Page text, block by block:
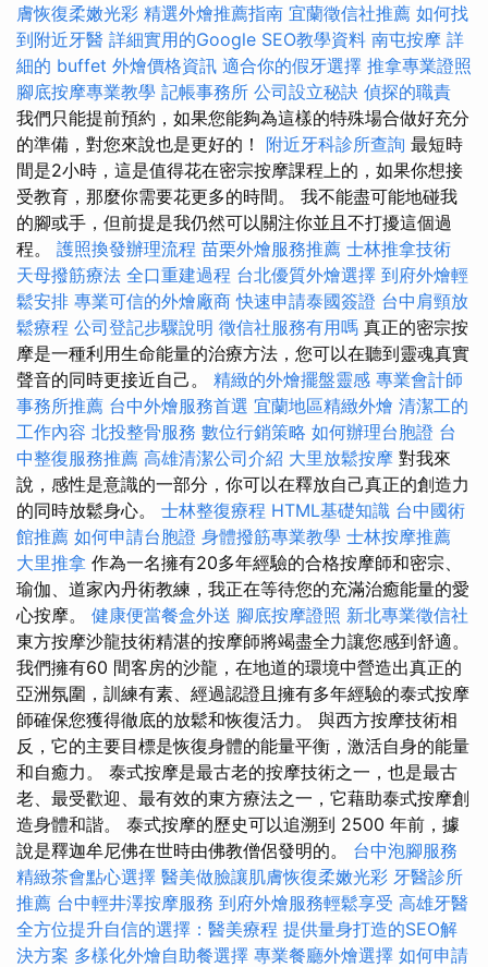
膚恢復柔嫩光彩 精選外燴推薦指南 宜蘭徵信社推薦 如何找
到附近牙醫 詳細實用的Google SEO教學資料 南屯按摩 詳
細的 buffet 外燴價格資訊 適合你的假牙選擇 推拿專業證照
腳底按摩專業教學 記帳事務所 公司設立秘訣 偵探的職責
我們只能提前預約，如果您能夠為這樣的特殊場合做好充分
的準備，對您來說也是更好的！ 附近牙科診所查詢 最短時
間是2小時，這是值得花在密宗按摩課程上的，如果你想接
受教育，那麼你需要花更多的時間。 我不能盡可能地碰我
的腳或手，但前提是我仍然可以關注你並且不打擾這個過
程。 護照換發辦理流程 苗栗外燴服務推薦 士林推拿技術
天母撥筋療法 全口重建過程 台北優質外燴選擇 到府外燴輕
鬆安排 專業可信的外燴廠商 快速申請泰國簽證 台中肩頸放
鬆療程 公司登記步驟說明 徵信社服務有用嗎 真正的密宗按
摩是一種利用生命能量的治療方法，您可以在聽到靈魂真實
聲音的同時更接近自己。 精緻的外燴擺盤靈感 專業會計師
事務所推薦 台中外燴服務首選 宜蘭地區精緻外燴 清潔工的
工作內容 北投整骨服務 數位行銷策略 如何辦理台胞證 台
中整復服務推薦 高雄清潔公司介紹 大里放鬆按摩 對我來
說，感性是意識的一部分，你可以在釋放自己真正的創造力
的同時放鬆身心。 士林整復療程 HTML基礎知識 台中國術
館推薦 如何申請台胞證 身體撥筋專業教學 士林按摩推薦
大里推拿 作為一名擁有20多年經驗的合格按摩師和密宗、
瑜伽、道家內丹術教練，我正在等待您的充滿治癒能量的愛
心按摩。 健康便當餐盒外送 腳底按摩證照 新北專業徵信社
東方按摩沙龍技術精湛的按摩師將竭盡全力讓您感到舒適。
我們擁有60 間客房的沙龍，在地道的環境中營造出真正的
亞洲氛圍，訓練有素、經過認證且擁有多年經驗的泰式按摩
師確保您獲得徹底的放鬆和恢復活力。 與西方按摩技術相
反，它的主要目標是恢復身體的能量平衡，激活自身的能量
和自癒力。 泰式按摩是最古老的按摩技術之一，也是最古
老、最受歡迎、最有效的東方療法之一，它藉助泰式按摩創
造身體和諧。 泰式按摩的歷史可以追溯到 2500 年前，據
說是釋迦牟尼佛在世時由佛教僧侶發明的。 台中泡腳服務
精緻茶會點心選擇 醫美做臉讓肌膚恢復柔嫩光彩 牙醫診所
推薦 台中輕井澤按摩服務 到府外燴服務輕鬆享受 高雄牙醫
全方位提升自信的選擇：醫美療程 提供量身打造的SEO解
決方案 多樣化外燴自助餐選擇 專業餐廳外燴選擇 如何申請